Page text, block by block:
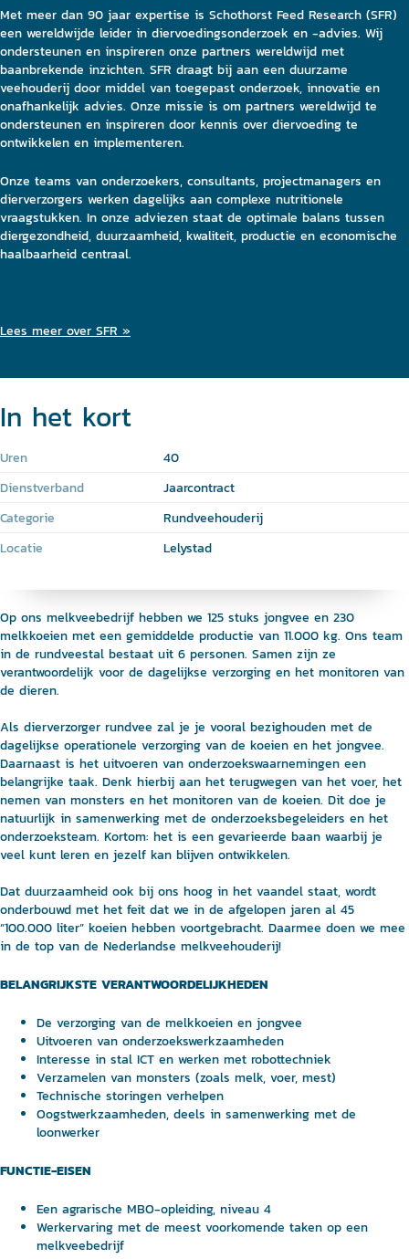
Met meer dan 90 jaar expertise is Schothorst Feed Research (SFR)
een wereldwijde leider in diervoedingsonderzoek en -advies. Wij
ondersteunen en inspireren onze partners wereldwijd met
baanbrekende inzichten. SFR draagt bij aan een duurzame
veehouderij door middel van toegepast onderzoek, innovatie en
onafhankelijk advies. Onze missie is om partners wereldwijd te
ondersteunen en inspireren door kennis over diervoeding te
ontwikkelen en implementeren.
Onze teams van onderzoekers, consultants, projectmanagers en
dierverzorgers werken dagelijks aan complexe nutritionele
vraagstukken. In onze adviezen staat de optimale balans tussen
diergezondheid, duurzaamheid, kwaliteit, productie en economische
haalbaarheid centraal.
Lees meer over SFR »
In het kort
Uren
40
Dienstverband
Jaarcontract
Categorie
Rundveehouderij
Locatie
Lelystad
Op ons melkveebedrijf hebben we 125 stuks jongvee en 230
melkkoeien met een gemiddelde productie van 11.000 kg. Ons team
in de rundveestal bestaat uit 6 personen. Samen zijn ze
verantwoordelijk voor de dagelijkse verzorging en het monitoren van
de dieren.
Als dierverzorger rundvee zal je je vooral bezighouden met de
dagelijkse operationele verzorging van de koeien en het jongvee.
Daarnaast is het uitvoeren van onderzoekswaarnemingen een
belangrijke taak. Denk hierbij aan het terugwegen van het voer, het
nemen van monsters en het monitoren van de koeien. Dit doe je
natuurlijk in samenwerking met de onderzoeksbegeleiders en het
onderzoeksteam. Kortom: het is een gevarieerde baan waarbij je
veel kunt leren en jezelf kan blijven ontwikkelen.
Dat duurzaamheid ook bij ons hoog in het vaandel staat, wordt
onderbouwd met het feit dat we in de afgelopen jaren al 45
“100.000 liter” koeien hebben voortgebracht. Daarmee doen we mee
in de top van de Nederlandse melkveehouderij!
BELANGRIJKSTE VERANTWOORDELIJKHEDEN
De verzorging van de melkkoeien en jongvee
Uitvoeren van onderzoekswerkzaamheden
Interesse in stal ICT en werken met robottechniek
Verzamelen van monsters (zoals melk, voer, mest)
Technische storingen verhelpen
Oogstwerkzaamheden, deels in samenwerking met de
loonwerker
FUNCTIE-EISEN
Een agrarische MBO-opleiding, niveau 4
Werkervaring met de meest voorkomende taken op een
melkveebedrijf